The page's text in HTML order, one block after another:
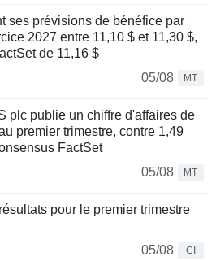
ses prévisions de bénéfice par
2027 entre 11,10 $ et 11,30 $,
de 11,16 $
05/08
MT
plc publie un chiffre d'affaires de
premier trimestre, contre 1,49
FactSet
05/08
MT
pour le premier trimestre
05/08
CI